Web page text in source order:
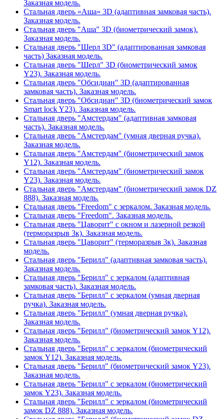
Заказная модель.
Стальная дверь «Аша» 3D (адаптивная замковая часть).
Заказная модель.
Стальная дверь "Аша" 3D (биометрический замок).
Заказная модель.
Стальная дверь "Шерл 3D" (адаптированная замковая
часть) Заказная модель.
Стальная дверь "Шерл" 3D (биометрический замок
Y23). Заказная модель.
Стальная дверь "Обсидиан" 3D (адаптированная
замковая часть). Заказная модель.
Стальная дверь "Обсидиан" 3D (биометрический замок
Smart lock Y23). Заказная модель.
Стальная дверь "Амстердам" (адаптивная замковая
часть). Заказная модель.
Стальная дверь "Амстердам" (умная дверная ручка).
Заказная модель.
Стальная дверь "Амстердам" (биометрический замок
Y12). Заказная модель.
Стальная дверь "Амстердам" (биометрический замок
Y23). Заказная модель.
Стальная дверь "Амстердам" (биометрический замок DZ
888). Заказная модель.
Стальная дверь "Freedom" с зеркалом. Заказная модель.
Стальная дверь "Freedom". Заказная модель.
Стальная дверь "Цаворит" с окном и лазерной резкой
(терморазрыв 3к). Заказная модель.
Стальная дверь "Цаворит" (терморазрыв 3к). Заказная
модель.
Стальная дверь "Берилл" (адаптивная замковая часть).
Заказная модель.
Стальная дверь "Берилл" с зеркалом (адаптивная
замковая часть). Заказная модель.
Стальная дверь "Берилл" с зеркалом (умная дверная
ручка). Заказная модель.
Стальная дверь "Берилл" (умная дверная ручка).
Заказная модель.
Стальная дверь "Берилл" (биометрический замок Y12).
Заказная модель.
Стальная дверь "Берилл" с зеркалом (биометрический
замок Y12). Заказная модель.
Стальная дверь "Берилл" (биометрический замок Y23).
Заказная модель.
Стальная дверь "Берилл" с зеркалом (биометрический
замок Y23). Заказная модель.
Стальная дверь "Берилл" с зеркалом (биометрический
замок DZ 888). Заказная модель.